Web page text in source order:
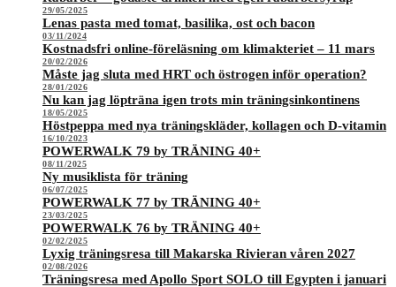
29/05/2025
Lenas pasta med tomat, basilika, ost och bacon
03/11/2024
Kostnadsfri online-föreläsning om klimakteriet – 11 mars
20/02/2026
Måste jag sluta med HRT och östrogen inför operation?
28/01/2026
Nu kan jag löpträna igen trots min träningsinkontinens
18/05/2025
Höstpeppa med nya träningskläder, kollagen och D-vitamin
16/10/2023
POWERWALK 79 by TRÄNING 40+
08/11/2025
Ny musiklista för träning
06/07/2025
POWERWALK 77 by TRÄNING 40+
23/03/2025
POWERWALK 76 by TRÄNING 40+
02/02/2025
Lyxig träningsresa till Makarska Rivieran våren 2027
02/08/2026
Träningsresa med Apollo Sport SOLO till Egypten i januari